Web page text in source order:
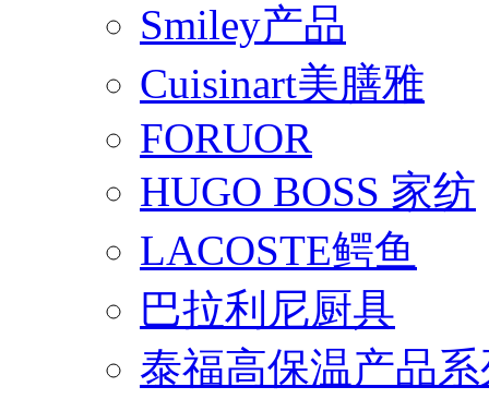
Smiley产品
Cuisinart美膳雅
FORUOR
HUGO BOSS 家纺
LACOSTE鳄鱼
巴拉利尼厨具
泰福高保温产品